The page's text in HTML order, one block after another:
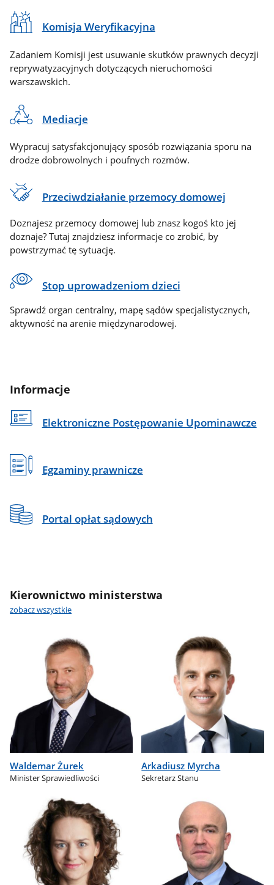
Komisja Weryfikacyjna
Zadaniem Komisji jest usuwanie skutków prawnych decyzji
reprywatyzacyjnych dotyczących nieruchomości
warszawskich.
Mediacje
Wypracuj satysfakcjonujący sposób rozwiązania sporu na
drodze dobrowolnych i poufnych rozmów.
Przeciwdziałanie przemocy domowej
Doznajesz przemocy domowej lub znasz kogoś kto jej
doznaje? Tutaj znajdziesz informacje co zrobić, by
powstrzymać tę sytuację.
Stop uprowadzeniom dzieci
Sprawdź organ centralny, mapę sądów specjalistycznych,
aktywność na arenie międzynarodowej.
Informacje
Elektroniczne Postępowanie Upominawcze
Egzaminy prawnicze
Portal opłat sądowych
Kierownictwo ministerstwa
zobacz wszystkie
Waldemar Żurek
Minister Sprawiedliwości
Arkadiusz Myrcha
Sekretarz Stanu